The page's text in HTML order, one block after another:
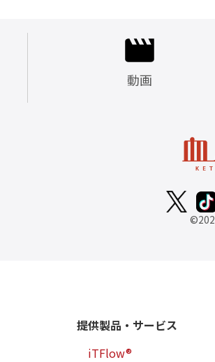
動画
提供製品・サービス
iTFlow®